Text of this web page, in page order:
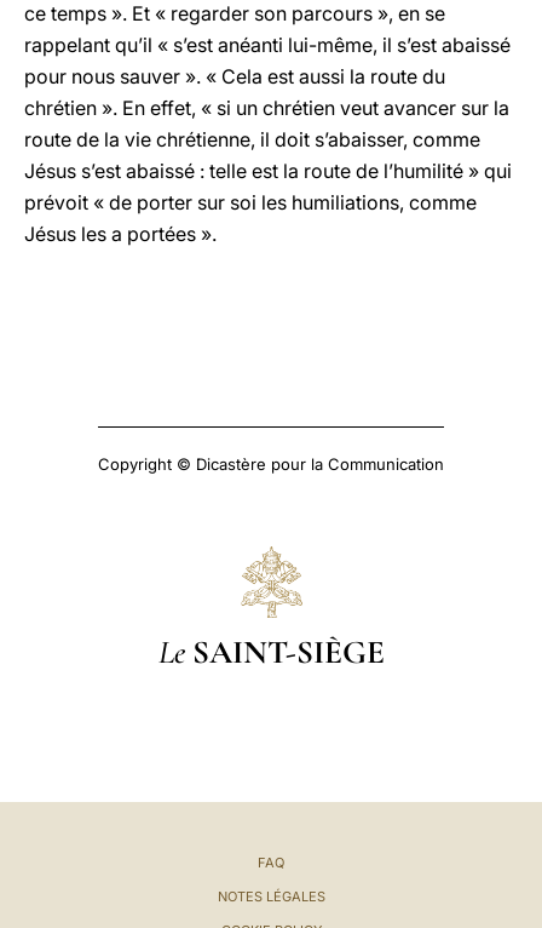
ce temps ». Et « regarder son parcours », en se
rappelant qu’il « s’est anéanti lui-même, il s’est abaissé
pour nous sauver ». « Cela est aussi la route du
chrétien ». En effet, « si un chrétien veut avancer sur la
route de la vie chrétienne, il doit s’abaisser, comme
Jésus s’est abaissé : telle est la route de l’humilité » qui
prévoit « de porter sur soi les humiliations, comme
Jésus les a portées ».
Copyright © Dicastère pour la Communication
Le SAINT-SIÈGE
FAQ
NOTES LÉGALES